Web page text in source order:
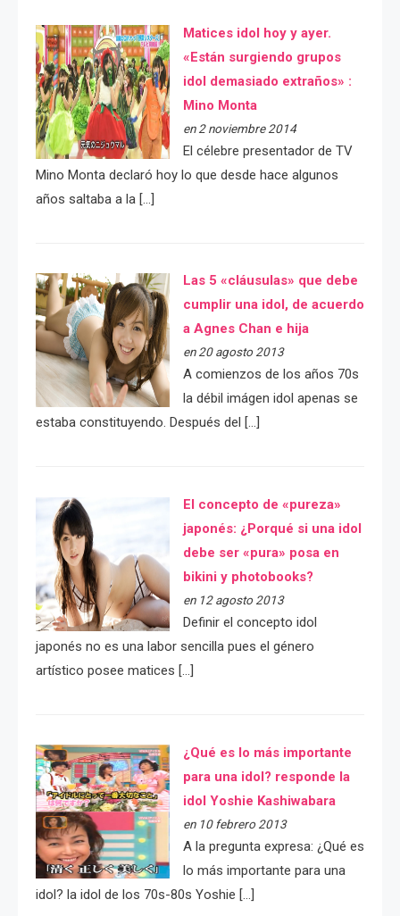
Matices idol hoy y ayer.
«Están surgiendo grupos
idol demasiado extraños» :
Mino Monta
en 2 noviembre 2014
El célebre presentador de TV
Mino Monta declaró hoy lo que desde hace algunos
años saltaba a la […]
Las 5 «cláusulas» que debe
cumplir una idol, de acuerdo
a Agnes Chan e hija
en 20 agosto 2013
A comienzos de los años 70s
la débil imágen idol apenas se
estaba constituyendo. Después del […]
El concepto de «pureza»
japonés: ¿Porqué si una idol
debe ser «pura» posa en
bikini y photobooks?
en 12 agosto 2013
Definir el concepto idol
japonés no es una labor sencilla pues el género
artístico posee matices […]
¿Qué es lo más importante
para una idol? responde la
idol Yoshie Kashiwabara
en 10 febrero 2013
A la pregunta expresa: ¿Qué es
lo más importante para una
idol? la idol de los 70s-80s Yoshie […]